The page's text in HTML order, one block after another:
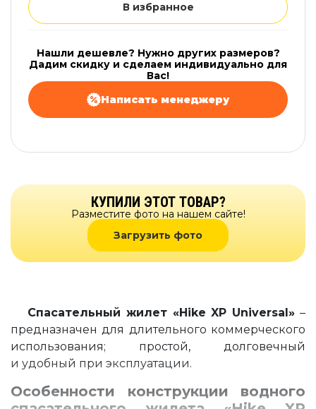
В избранное
Нашли дешевле? Нужно других размеров?
Дадим скидку и сделаем индивидуально для
Вас!
Написать менеджеру
КУПИЛИ ЭТОТ ТОВАР?
Разместите фото на нашем сайте!
Загрузить фото
Спасательный жилет «Hike XP Universal» –
предназначен для длительного коммерческого
использования; простой, долговечный
и удобный при эксплуатации.
Особенности конструкции водного